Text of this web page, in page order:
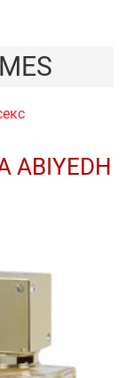
ABIYEDH